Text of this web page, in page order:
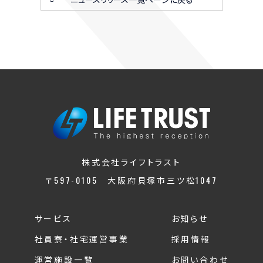
株式会社ライフトラスト
〒597-0105 大阪府貝塚市三ツ松1047
サービス
社員寮・社宅運営事業
運営施設一覧
お知らせ
採用情報
お問い合わせ